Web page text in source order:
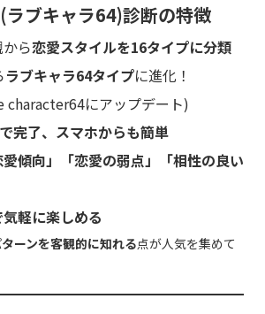
ラブキャラ64)診断の特徴
ら恋愛スタイルを16タイプに分類
ラブキャラ64タイプに進化！
にアップデート)
完了、スマホからも簡単
愛傾向」「恋愛の弱点」「相性の良い
軽に楽しめる
ーンを客観的に知れる点が人気を集めて